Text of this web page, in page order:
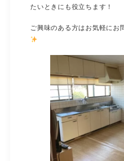
たいときにも役立ちます！
ご興味のある方はお気軽にお